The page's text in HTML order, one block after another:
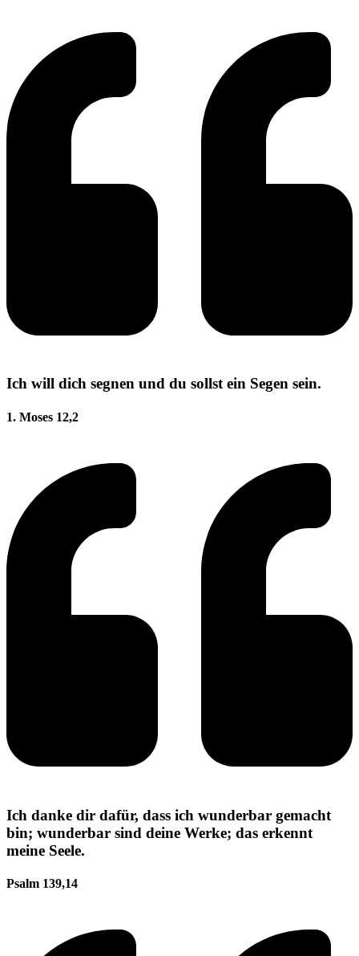
Ich will dich segnen und du sollst ein Segen sein.
1. Moses 12,2
Ich danke dir dafür, dass ich wunderbar gemacht
bin; wunderbar sind deine Werke; das erkennt
meine Seele.
Psalm 139,14